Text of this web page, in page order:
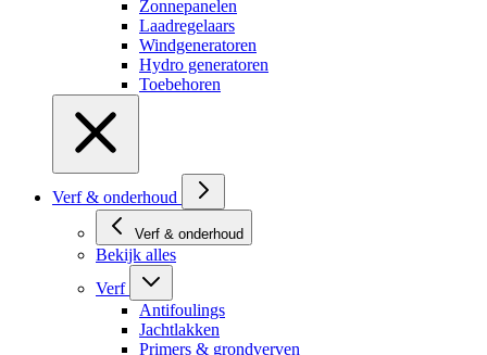
Zonnepanelen
Laadregelaars
Windgeneratoren
Hydro generatoren
Toebehoren
Verf & onderhoud
Verf & onderhoud
Bekijk alles
Verf
Antifoulings
Jachtlakken
Primers & grondverven